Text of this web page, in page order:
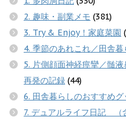
2. 趣味・副業メモ (381)
3. Try & Enjoy！家庭菜園
4. 季節のあれこれ／田舎
5. 片側顔面神経痙攣／髄液
再発の記録 (44)
6. 田舎暮らしのおすすめ
7. デュアルライフ日記 （